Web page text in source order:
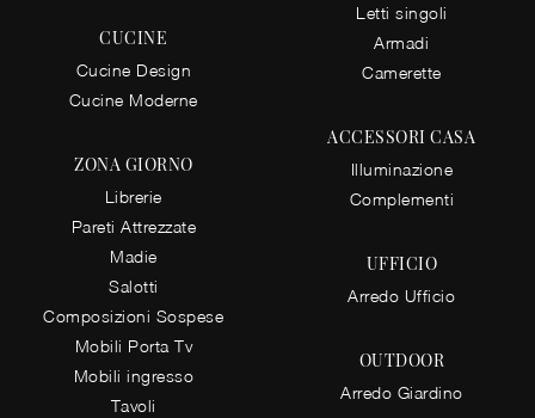
CUCINE
Cucine Design
Cucine Moderne
ZONA GIORNO
Librerie
Pareti Attrezzate
Madie
Salotti
Composizioni Sospese
Mobili Porta Tv
Mobili ingresso
Tavoli
Letti singoli
Armadi
Camerette
ACCESSORI CASA
Illuminazione
Complementi
UFFICIO
Arredo Ufficio
OUTDOOR
Arredo Giardino